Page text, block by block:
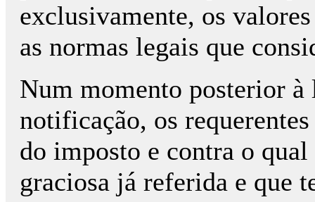
exclusivamente, os
as normas legais que
Num momento posterior à
notificação, os
do imposto e contra o
graciosa já referida e que